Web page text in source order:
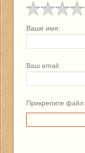
Ваше имя:
Ваш email:
Прикрепите